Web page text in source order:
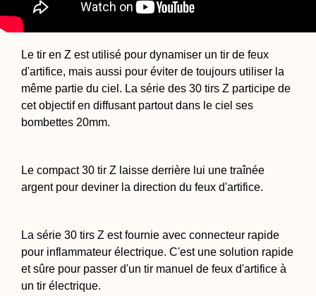
Le tir en Z est utilisé pour dynamiser un tir de feux
d'artifice, mais aussi pour éviter de toujours utiliser la
même partie du ciel. La série des 30 tirs Z participe de
cet objectif en diffusant partout dans le ciel ses
bombettes 20mm.
Le compact 30 tir Z laisse derrière lui une traînée
argent pour deviner la direction du feux d'artifice.
La série 30 tirs Z est fournie avec connecteur rapide
pour inflammateur électrique. C'est une solution rapide
et sûre pour passer d'un tir manuel de feux d'artifice à
un tir électrique.